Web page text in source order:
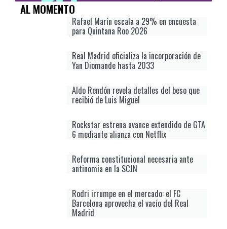
AL MOMENTO
Rafael Marín escala a 29% en encuesta
para Quintana Roo 2026
Real Madrid oficializa la incorporación de
Yan Diomande hasta 2033
Aldo Rendón revela detalles del beso que
recibió de Luis Miguel
Rockstar estrena avance extendido de GTA
6 mediante alianza con Netflix
Reforma constitucional necesaria ante
antinomia en la SCJN
Rodri irrumpe en el mercado: el FC
Barcelona aprovecha el vacío del Real
Madrid